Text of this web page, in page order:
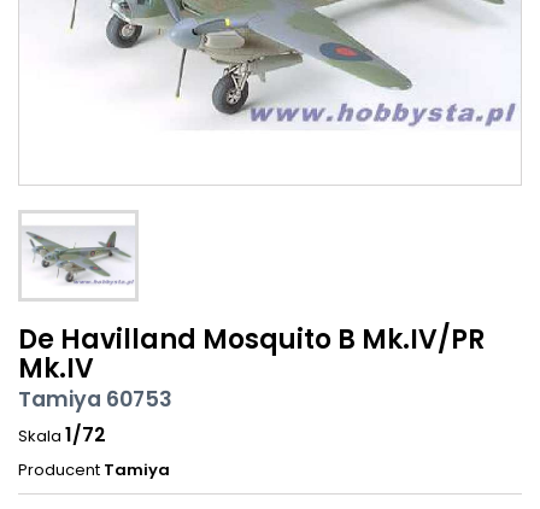
De Havilland Mosquito B Mk.IV/PR
Mk.IV
Tamiya 60753
Skala 1/72
Producent Tamiya